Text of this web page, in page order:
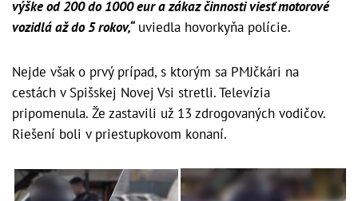
výške od 200 do 1000 eur a zákaz činnosti viesť motorové
vozidlá až do 5 rokov,“uviedla hovorkyňa polície.
Nejde však o prvý prípad, s ktorým sa PMJčkári na
cestách v Spišskej Novej Vsi stretli. Televízia
pripomenula. Že zastavili už 13 zdrogovaných vodičov.
Riešení boli v priestupkovom konaní.